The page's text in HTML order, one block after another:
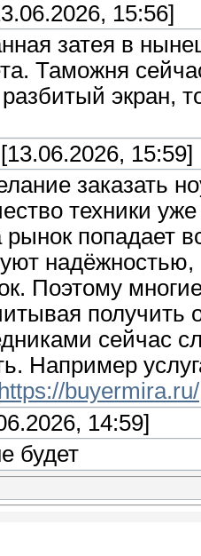
15:56]
затея в
Таможня
экран,
15:59]
заказать
техники
попадает
Поэтому
сейчас
Например
https://buyermira.ru/
14:59]
будет